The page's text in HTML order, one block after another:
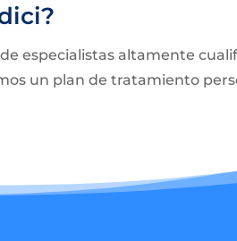
especialistas altamente
un plan de tratamiento